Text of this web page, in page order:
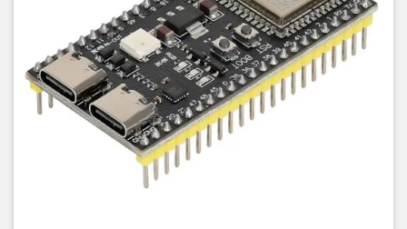
1 giao diện USB OTG
4096 bit OTP
AES, SHA, RSA, ECC, RNG
Khởi động an toàn, Mã hóa Flash, Chữ ký số, Mô-đun HMAC
Nhiệt độ hoạt động: -40 ~ 65 °C
Trọng lượng: 12g